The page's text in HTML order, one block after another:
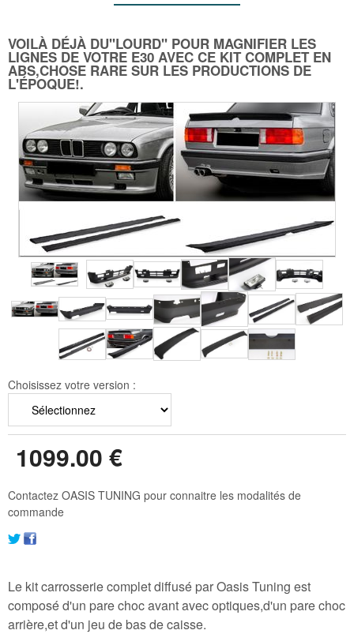
VOILÀ DÉJÀ DU"LOURD" POUR MAGNIFIER LES
LIGNES DE VOTRE E30 AVEC CE KIT COMPLET EN
ABS,CHOSE RARE SUR LES PRODUCTIONS DE
L'ÉPOQUE!.
Choisissez votre version :
1099.00 €
Contactez OASIS TUNING pour connaitre les modalités de
commande
Le kit carrosserie complet diffusé par Oasis Tuning est
composé d'un pare choc avant avec optiques,d'un pare choc
arrière,et d'un jeu de bas de caisse.